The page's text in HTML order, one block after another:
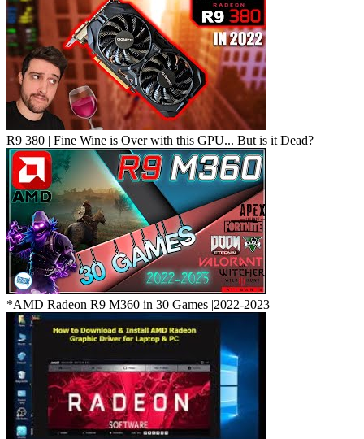
R9 380 | Fine Wine is Over with this GPU... But is it Dead?
*AMD Radeon R9 M360 in 30 Games |2022-2023